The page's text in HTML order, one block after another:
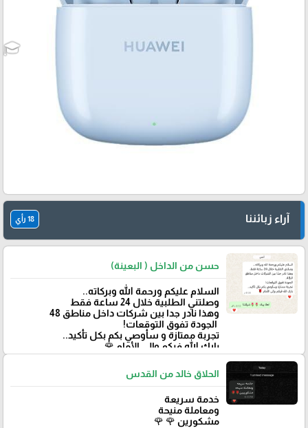
آراء زبائننا 18 رأي
حسن من الداخل ( البعينة)
‏السلام عليكم ورحمة الله وبركاته..
وصلتني الطلبية خلال 24 ساعة فقط
‏وهذا نادر جدا بين شركات داخل مناطق 48
‏ الجودة تفوق التوقعات!
تجربة ممتازة و سأوصي بكم بكل تأكيد..
‏بارك الله فيكم وإلى الأمام 🌹
الحلاق خالد من القدس
خدمة سريعة
ومعاملة منيحة
مشكورين 🌹 🌹